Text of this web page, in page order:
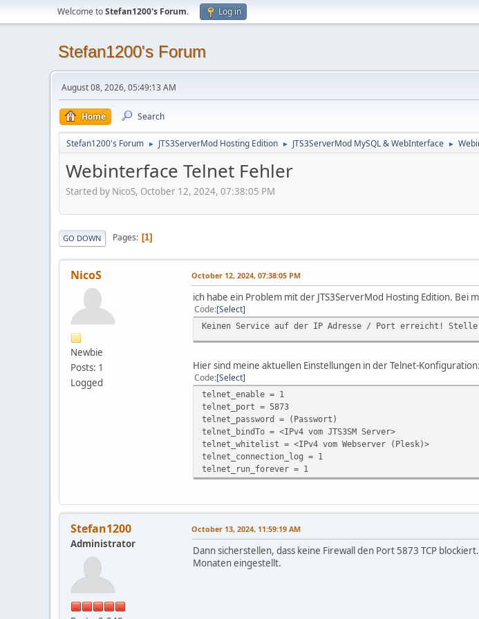
Welcome toStefan1200's Forum. Log in
Stefan1200's Forum
August 08, 2026, 05:49:13 AM
Home Search
Stefan1200's Forum ► JTS3ServerMod Hosting Edition ► JTS3ServerMod MySQL & WebInterface ►
Webinterface Telnet Fehler
Started by NicoS, October 12, 2024, 07:38:05 PM
GO DOWN Pages 1
NicoS
Newbie
Posts: 1
Logged
October 12, 2024, 07:38:05 PM
ich habe ein Problem mit der JTS3ServerMod Hosting Edition.
Code Select
Keinen Service auf der IP Adresse / Port erreicht! Stelle
Hier sind meine aktuellen Einstellungen in der Telnet-Konfiguration:
Code Select
telnet_enable = 1
telnet_port = 5873
telnet_password = (Passwort)
telnet_bindTo = <IPv4 vom JTS3SM Server>
telnet_whitelist = <IPv4 vom Webserver (Plesk)>
telnet_connection_log = 1
telnet_run_forever = 1
Stefan1200
Administrator
October 13, 2024, 11:59:19 AM
Dann sicherstellen, dass keine Firewall den Port 5873 TCP
Monaten eingestellt.